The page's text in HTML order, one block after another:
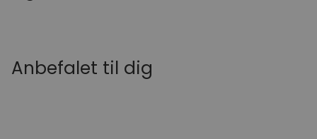
Anbefalet til dig